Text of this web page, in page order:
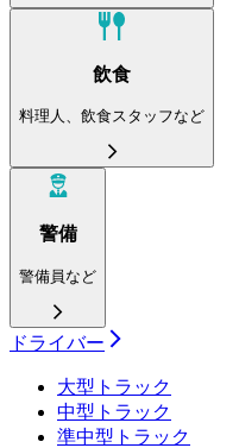
飲食
料理人、飲食スタッフなど
警備
警備員など
ドライバー
大型トラック
中型トラック
準中型トラック